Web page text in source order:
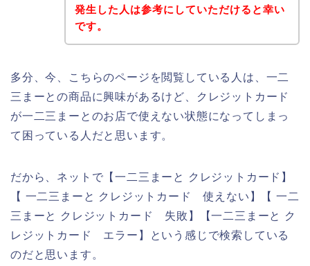
発生した人は参考にしていただけると幸い
です。
多分、今、こちらのページを閲覧している人は、一二
三まーとの商品に興味があるけど、クレジットカード
が一二三まーとのお店で使えない状態になってしまっ
て困っている人だと思います。
だから、ネットで【一二三まーと クレジットカード】
【 一二三まーと クレジットカード 使えない】【 一二
三まーと クレジットカード 失敗】【一二三まーと ク
レジットカード エラー】という感じで検索している
のだと思います。